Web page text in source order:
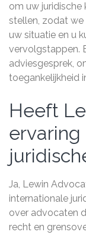
om uw juridische
stellen, zodat we
uw situatie en u
vervolgstappen.
adviesgesprek,
toegankelijkheid
Heeft
Ja, Lewin
internationale
over advocaten
recht en